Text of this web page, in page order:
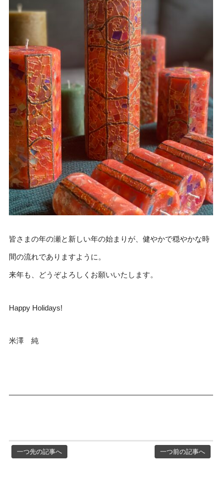
皆さまの年の瀬と新しい年の始まりが、健やかで穏やかな時
間の流れでありますように。
来年も、どうぞよろしくお願いいたします。
Happy Holidays!
米澤 純
一つ先の記事へ 一つ前の記事へ